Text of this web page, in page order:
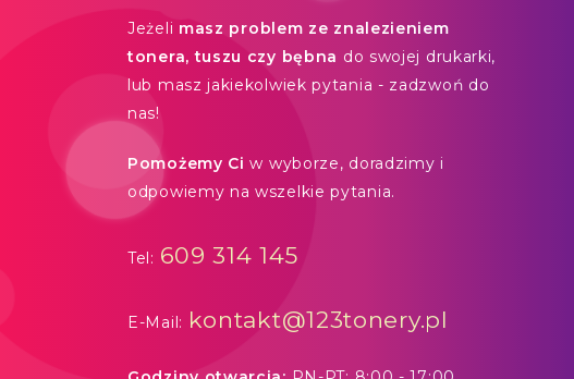
Jeżeli masz problem ze znalezieniem
tonera, tuszu czy bębna do swojej drukarki,
lub masz jakiekolwiek pytania - zadzwoń do
nas!
Pomożemy Ci w wyborze, doradzimy i
odpowiemy na wszelkie pytania.
Tel: 609 314 145
E-Mail: kontakt@123tonery.pl